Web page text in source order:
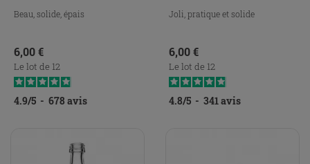
Beau, solide, épais
Prix
6,00 €
Le lot de 12
4.9/5 - 678 avis
Joli, pratique et solide
Prix
6,00 €
Le lot de 12
4.8/5 - 341avis